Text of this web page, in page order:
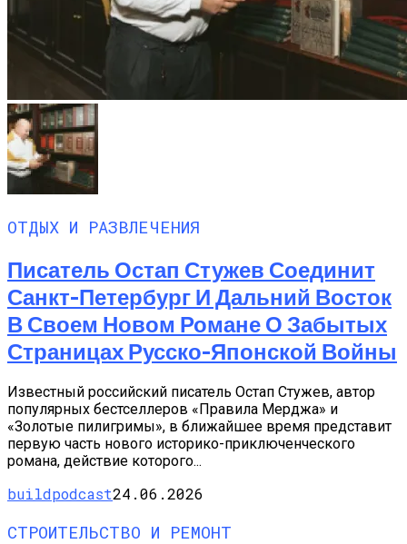
ОТДЫХ И РАЗВЛЕЧЕНИЯ
Писатель Остап Стужев Соединит
Санкт-Петербург И Дальний Восток
В Своем Новом Романе О Забытых
Страницах Русско-Японской Войны
Известный российский писатель Остап Стужев, автор
популярных бестселлеров «Правила Мерджа» и
«Золотые пилигримы», в ближайшее время представит
первую часть нового историко-приключенческого
романа, действие которого...
buildpodcast24.06.2026
СТРОИТЕЛЬСТВО И РЕМОНТ